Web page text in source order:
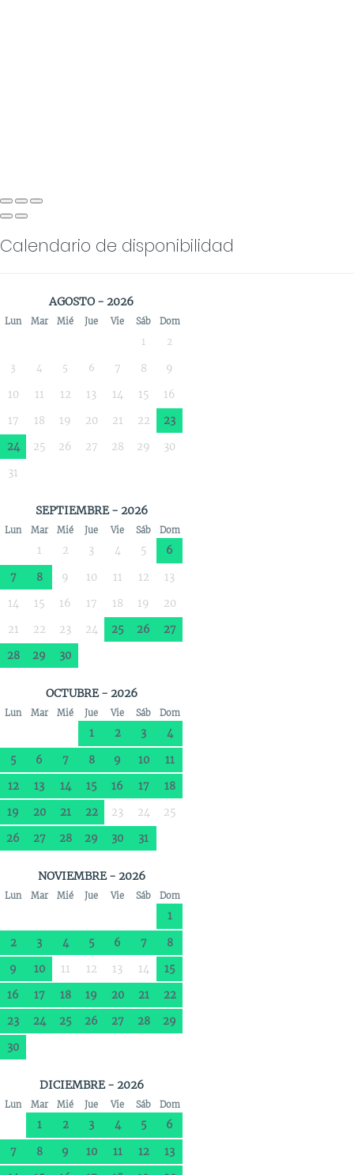
Calendario de disponibilidad
AGOSTO - 2026
Lun Mar Mié Jue Vie Sáb Dom
1 2
3 4 5 6 7 8
9
10
11 12 13 14 15
16
17
18 19 20 21 22
23
24
25 26 27 28 29
30
31
SEPTIEMBRE - 2026
Lun Mar Mié Jue Vie Sáb Dom
1 2 3 4 5
6
7
8 9 10 11 12
13
14
15 16 17 18 19
20
21
22 23 24 25 26
27
28
29 30
OCTUBRE - 2026
Lun Mar Mié Jue Vie Sáb Dom
1 2 3
4
5
6 7 8 9 10
11
12
13 14 15 16 17
18
19
20 21 22 23 24
25
26
27 28 29 30 31
NOVIEMBRE - 2026
Lun Mar Mié Jue Vie Sáb Dom
1
2
3 4 5 6 7
8
9
10 11 12 13 14
15
16
17 18 19 20 21
22
23
24 25 26 27 28
29
30
DICIEMBRE - 2026
Lun Mar Mié Jue Vie Sáb Dom
1 2 3 4 5
6
7
8 9 10 11 12
13